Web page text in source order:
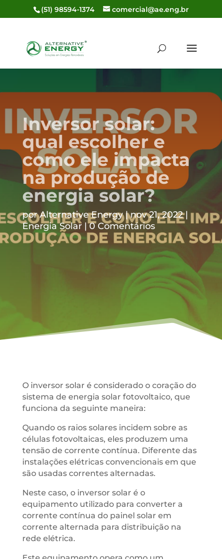
(51) 98594-1374 comercial@ae.eng.br
Inversor solar:
qual escolher e
como ele impacta
na produção de
energia solar?
porAlternative Energy
nov 21, 2022
Energia Solar
0 Comentários
O inversor solar é considerado o coração do
sistema de energia solar fotovoltaico, que
funciona da seguinte maneira:
Quando os raios solares incidem sobre as
células fotovoltaicas, eles produzem uma
tensão de corrente contínua. Diferente das
instalações elétricas convencionais em que
são usadas correntes alternadas.
Neste caso, o inversor solar é o
equipamento utilizado para converter a
corrente contínua do painel solar em
corrente alternada para distribuição na
rede elétrica.